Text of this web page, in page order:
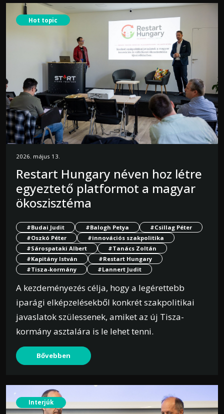
Hot topic
2026. május 13.
Restart Hungary néven hoz létre
egyeztető platformot a magyar
ökoszisztéma
#Budai Judit #Balogh Petya
#Csillag Péter
#Oszkó Péter
#innovációs szakpolitika
#Sárospataki Albert
#Tanács Zoltán
#Kapitány István
#Restart Hungary
#Tisza-kormány
#Lannert Judit
A kezdeményezés célja, hogy a legérettebb
iparági elképzelésekből konkrét szakpolitikai
javaslatok szülessenek, amiket az új Tisza-
kormány asztalára is le lehet tenni.
Bővebben
Interjúk